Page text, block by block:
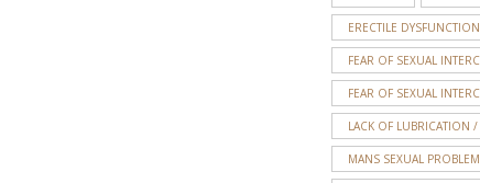
ERECTILE DYSFUNCTION
FEAR OF SEXUAL
FEAR OF SEXUAL
LACK OF LUBRICATION
MANS SEXUAL